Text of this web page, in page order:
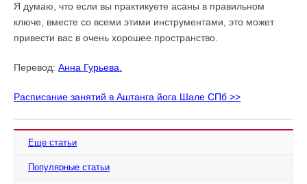
Я думаю, что если вы практикуете асаны в правильном
ключе, вместе со всеми этими инструментами, это может
привести вас в очень хорошее пространство.
Перевод: Анна Гурьева.
Расписание занятий в Аштанга йога Шале СПб >>
Еще статьи
Популярные статьи